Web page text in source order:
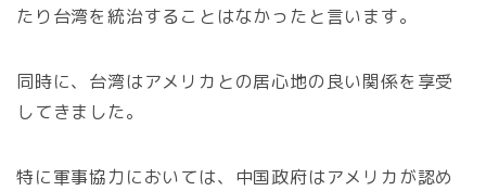
たり台湾を統治することはなかったと言います。
同時に、台湾はアメリカとの居心地の良い関係を享受
してきました。
特に軍事協力においては、中国政府はアメリカが認め